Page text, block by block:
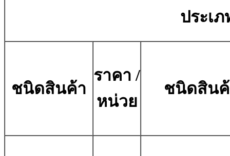
ประเ
ชนิดสินค้า
ราคา /
หน่วย
ชนิดสิน